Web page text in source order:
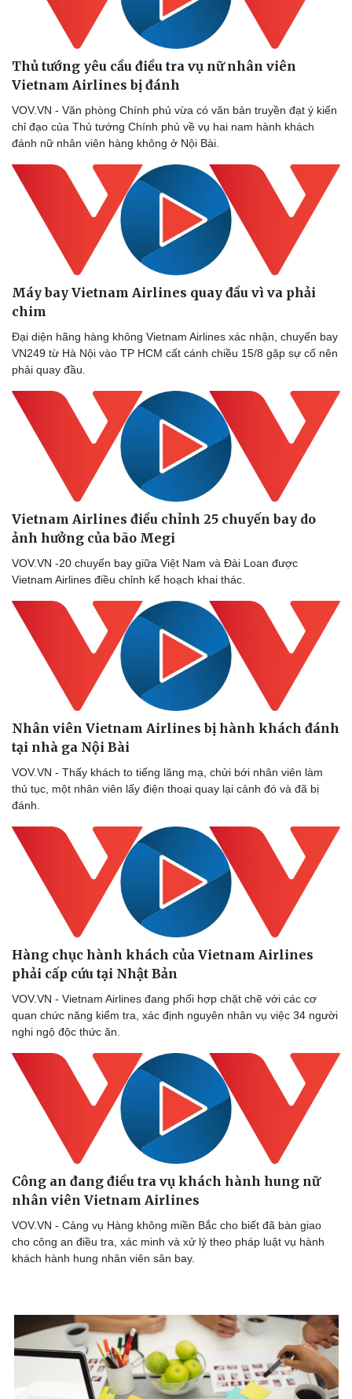
Thể thao
Bóng đá
Lịch thi đấu bóng đá
Thế giới thể thao
eSports
Hậu trường
Ô tô - Xe máy
Xe máy
Tư vấn
Thủ tướng yêu cầu điều tra vụ nữ nhân viên
Vietnam Airlines bị đánh
VOV.VN - Văn phòng Chính phủ vừa có văn bản truyền đạt ý kiến
chỉ đạo của Thủ tướng Chính phủ về vụ hai nam hành khách
đánh nữ nhân viên hàng không ở Nội Bài.
Máy bay Vietnam Airlines quay đầu vì va phải
chim
Đại diện hãng hàng không Vietnam Airlines xác nhận, chuyến bay
VN249 từ Hà Nội vào TP HCM cất cánh chiều 15/8 gặp sự cố nên
phải quay đầu.
Vietnam Airlines điều chỉnh 25 chuyến bay do
ảnh hưởng của bão Megi
VOV.VN -20 chuyến bay giữa Việt Nam và Đài Loan được
Vietnam Airlines điều chỉnh kế hoạch khai thác.
Nhân viên Vietnam Airlines bị hành khách đánh
tại nhà ga Nội Bài
VOV.VN - Thấy khách to tiếng lăng mạ, chửi bới nhân viên làm
thủ tục, một nhân viên lấy điện thoại quay lại cảnh đó và đã bị
đánh.
Hàng chục hành khách của Vietnam Airlines
phải cấp cứu tại Nhật Bản
VOV.VN - Vietnam Airlines đang phối hợp chặt chẽ với các cơ
quan chức năng kiểm tra, xác định nguyên nhân vụ việc 34 người
nghi ngộ độc thức ăn.
Công an đang điều tra vụ khách hành hung nữ
nhân viên Vietnam Airlines
VOV.VN - Cảng vụ Hàng không miền Bắc cho biết đã bàn giao
cho công an điều tra, xác minh và xử lý theo pháp luật vụ hành
khách hành hung nhân viên sân bay.